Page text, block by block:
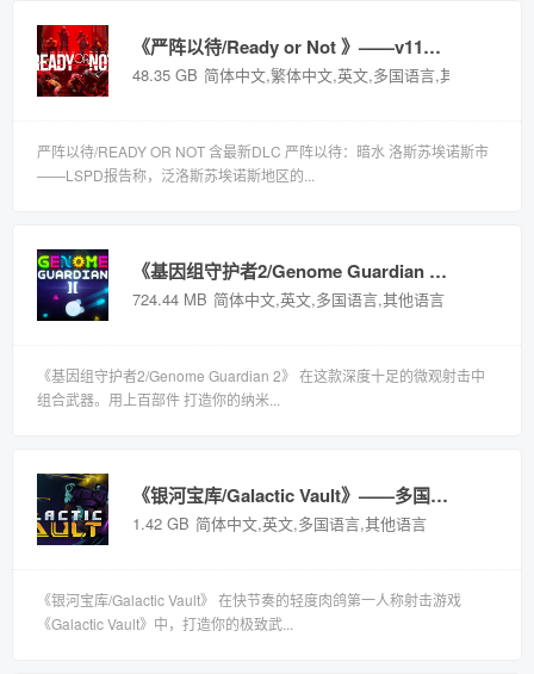
《严阵以待/Ready or Not 》——v112610多国语言（含简体中文）免安装解压即玩版
48.35 GB 简体中文,繁体中文,英文,多国语言,其他语言
严阵以待/READY OR NOT 含最新DLC 严阵以待：暗水 洛斯苏埃诺斯市
——LSPD报告称，泛洛斯苏埃诺斯地区的...
《基因组守护者2/Genome Guardian 2》——多国语言（含简体中文）免安装解压即玩版
724.44 MB 简体中文,英文,多国语言,其他语言
《基因组守护者2/Genome Guardian 2》 在这款深度十足的微观射击中
组合武器。用上百部件 打造你的纳米...
《银河宝库/Galactic Vault》——多国语言（含简体中文）免安装解压即玩版
1.42 GB 简体中文,英文,多国语言,其他语言
《银河宝库/Galactic Vault》 在快节奏的轻度肉鸽第一人称射击游戏
《Galactic Vault》中，打造你的极致武...